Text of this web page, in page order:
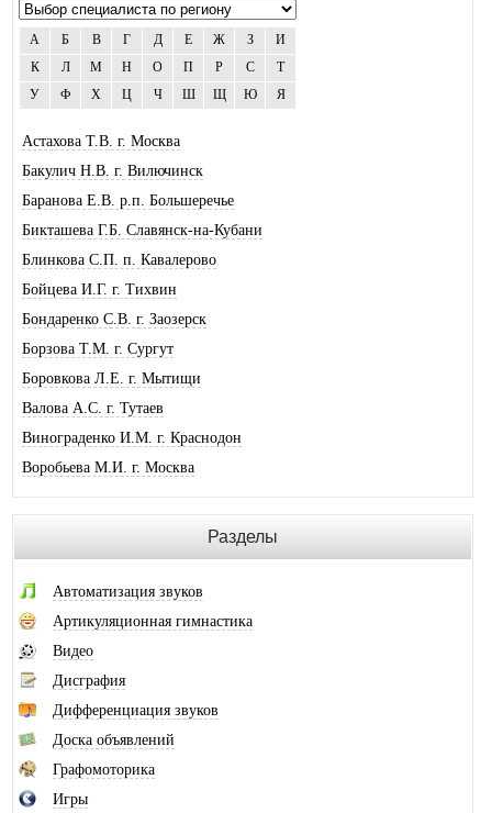
А Б В Г Д Е Ж З
И
К
Л М Н О П Р С
Т
У
Ф Х Ц Ч Ш Щ Ю Я
Астахова Т.В. г. Москва
Бакулич Н.В. г. Вилючинск
Баранова Е.В. р.п. Большеречье
Бикташева Г.Б. Славянск-на-Кубани
Блинкова С.П. п. Кавалерово
Бойцева И.Г. г. Тихвин
Бондаренко С.В. г. Заозерск
Борзова Т.М. г. Сургут
Боровкова Л.Е. г. Мытищи
Валова А.С. г. Тутаев
Винограденко И.М. г. Краснодон
Воробьева М.И. г. Москва
Гандрабура Н.В. г. Кишинев
Гвоздева Е.А. г. Москва
Головина А.И. г. Минусинск
Горлова О.В. г. Шимановск
Горохова И.А. г. Москва
Горячева О.В. г. Тимашевск
Губайдуллина Н.Р. г. Тольятти
Десюкова Н.В. г. Томск
Дидковская И.В. г. Дегтярск
Дольникова А.А. г. Смоленск
Разделы
Автоматизация звуков
Артикуляционная гимнастика
Видео
Дисграфия
Дифференциация звуков
Доска объявлений
Графомоторика
Игры